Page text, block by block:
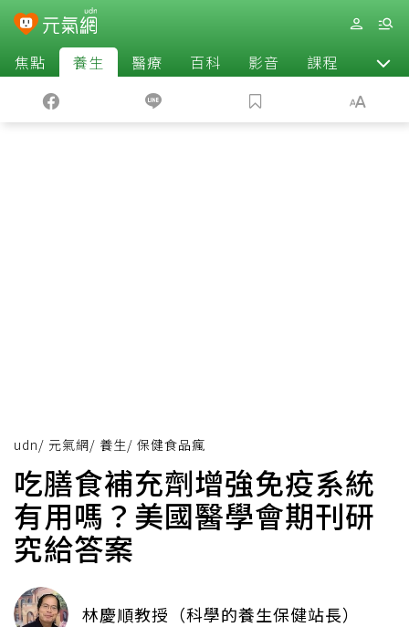
焦點 養生 醫療 百科 影音 課程 退休
udn/ 元氣網/ 養生/ 保健食品瘋
吃膳食補充劑增強免疫系統
有用嗎？美國醫學會期刊研
究給答案
林慶順教授（科學的養生保健站長）